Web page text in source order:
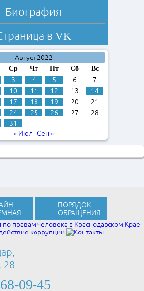
Биография
в VK
Август 2022
Ср Чт Пт Сб Вс
3 4 5 6
7
10 11 12 13
14
17 18 19 20
21
24 25 26 27
28
31
« Июл
Сен »
ПОРЯДОК
ОБРАЩЕНИЯ
28
09-45